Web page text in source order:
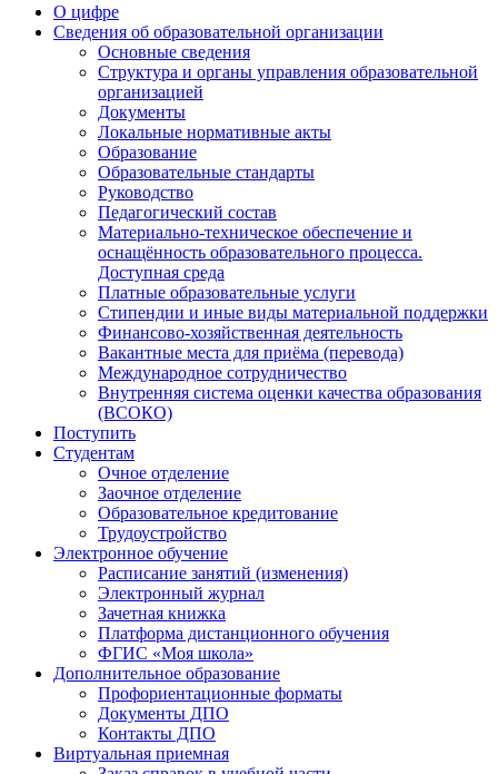
О цифре
Сведения об образовательной организации
Основные сведения
Структура и органы управления образовательной
организацией
Документы
Локальные нормативные акты
Образование
Образовательные стандарты
Руководство
Педагогический состав
Материально-техническое обеспечение и
оснащённость образовательного процесса.
Доступная среда
Платные образовательные услуги
Стипендии и иные виды материальной поддержки
Финансово-хозяйственная деятельность
Вакантные места для приёма (перевода)
Международное сотрудничество
Внутренняя система оценки качества образования
(ВСОКО)
Поступить
Студентам
Очное отделение
Заочное отделение
Образовательное кредитование
Трудоустройство
Электронное обучение
Расписание занятий (изменения)
Электронный журнал
Зачетная книжка
Платформа дистанционного обучения
ФГИС «Моя школа»
Дополнительное образование
Профориентационные форматы
Документы ДПО
Контакты ДПО
Виртуальная приемная